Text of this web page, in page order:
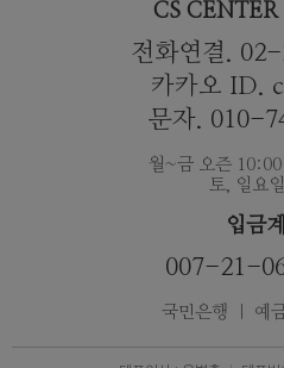
CS CENTER
전화연결.
카카오 ID.
문자. 010-
월~금 오즌
토, 일요
입금
007-21-
국민은행 ｜ 예